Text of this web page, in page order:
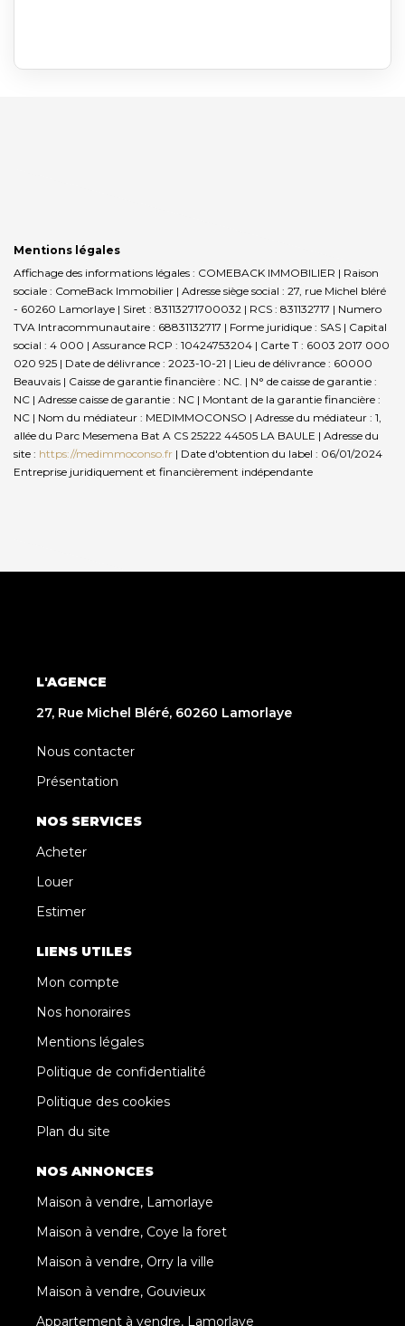
Mentions légales
Affichage des informations légales : COMEBACK IMMOBILIER | Raison
sociale : ComeBack Immobilier | Adresse siège social : 27, rue Michel bléré
- 60260 Lamorlaye | Siret : 83113271700032 | RCS : 831132717 | Numero
TVA Intracommunautaire : 68831132717 | Forme juridique : SAS | Capital
social : 4 000 | Assurance RCP : 10424753204 | Carte T : 6003 2017 000
020 925 | Date de délivrance : 2023-10-21 | Lieu de délivrance : 60000
Beauvais | Caisse de garantie financière : NC. | N° de caisse de garantie :
NC | Adresse caisse de garantie : NC | Montant de la garantie financière :
NC | Nom du médiateur : MEDIMMOCONSO | Adresse du médiateur : 1,
allée du Parc Mesemena Bat A CS 25222 44505 LA BAULE | Adresse du
site : https://medimmoconso.fr | Date d'obtention du label : 06/01/2024
Entreprise juridiquement et financièrement indépendante
L'AGENCE
27, Rue Michel Bléré, 60260 Lamorlaye
Nous contacter
Présentation
NOS SERVICES
Acheter
Louer
Estimer
LIENS UTILES
Mon compte
Nos honoraires
Mentions légales
Politique de confidentialité
Politique des cookies
Plan du site
NOS ANNONCES
Maison à vendre, Lamorlaye
Maison à vendre, Coye la foret
Maison à vendre, Orry la ville
Maison à vendre, Gouvieux
Appartement à vendre, Lamorlaye